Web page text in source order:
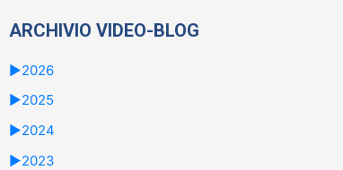
ARCHIVIO VIDEO-BLOG
►2026
►2025
►2024
►2023